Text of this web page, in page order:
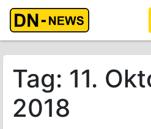
Ihre Anzeige hier?
Tag: 11.
2018